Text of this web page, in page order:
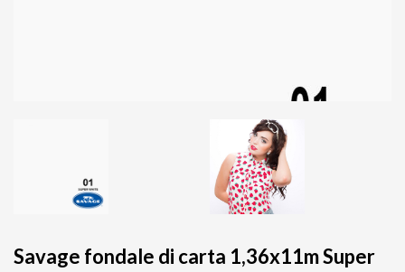
Savage fondale di carta 1,36x11m Super